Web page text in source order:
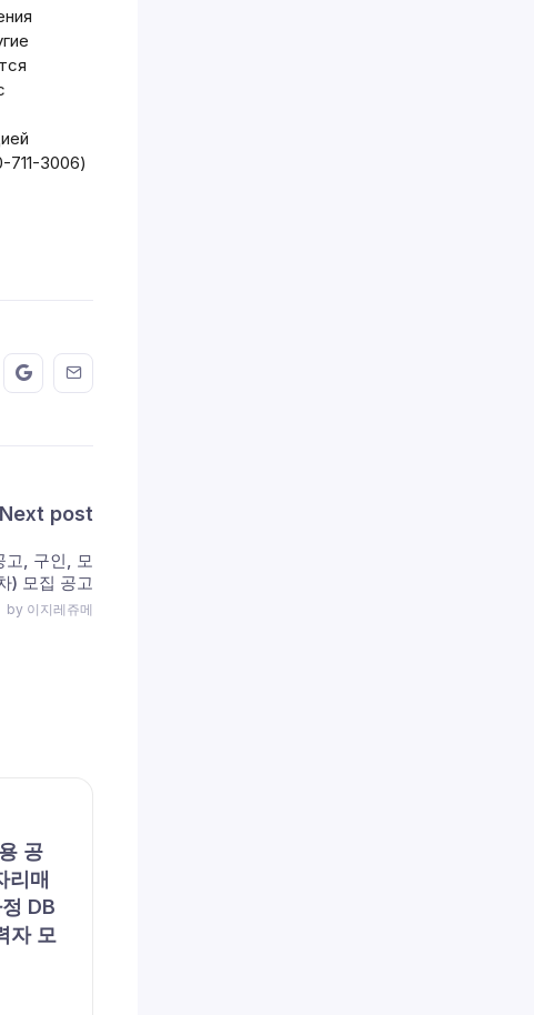
3006)
on FaceBook
this on Twitter
Share this on GMail
Share this on EMail
Next post
고, 구인, 모
) 모집 공고
by 이지레쥬메
공
리매
DB
자 모